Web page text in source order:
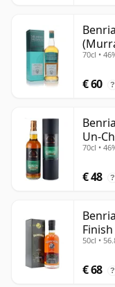
70cl •
€ 60 ?
Un-
70cl •
€ 48 ?
50cl •
€ 68 ?